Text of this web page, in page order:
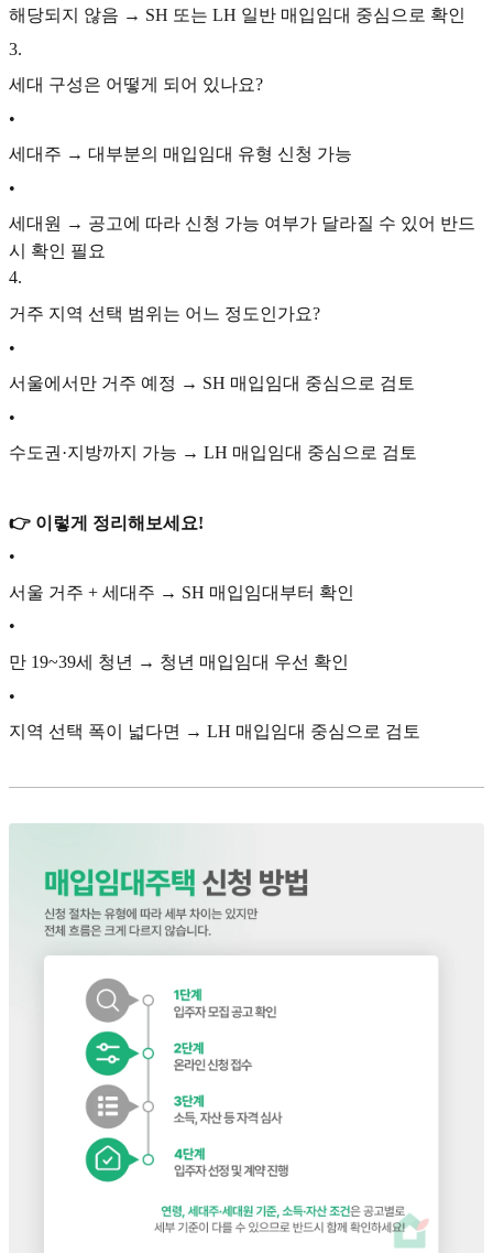
해당되지 않음 → SH 또는 LH 일반 매입임대 중심으로 확인
3.
세대 구성은 어떻게 되어 있나요?
•
세대주 → 대부분의 매입임대 유형 신청 가능
•
세대원 → 공고에 따라 신청 가능 여부가 달라질 수 있어 반드
시 확인 필요
4.
거주 지역 선택 범위는 어느 정도인가요?
•
서울에서만 거주 예정 → SH 매입임대 중심으로 검토
•
수도권·지방까지 가능 → LH 매입임대 중심으로 검토
👉 이렇게 정리해보세요!
•
서울 거주 + 세대주 → SH 매입임대부터 확인
•
만 19~39세 청년 → 청년 매입임대 우선 확인
•
지역 선택 폭이 넓다면 → LH 매입임대 중심으로 검토